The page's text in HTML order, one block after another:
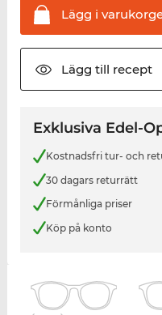
Lägg i
Lägg till recept
Exklusiva Edel-
Kostnadsfri tur- och
30 dagars returrätt
Förmånliga priser
Köp på konto